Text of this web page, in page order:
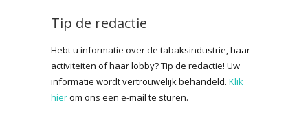
Tip de redactie
Hebt u informatie over de tabaksindustrie, haar
activiteiten of haar lobby? Tip de redactie! Uw
informatie wordt vertrouwelijk behandeld. Klik
hierom ons een e-mail te sturen.